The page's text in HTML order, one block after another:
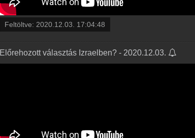
Feltöltve: 2020.12.03. 17:04:48
Előrehozott választás Izraelben? - 2020.12.03.